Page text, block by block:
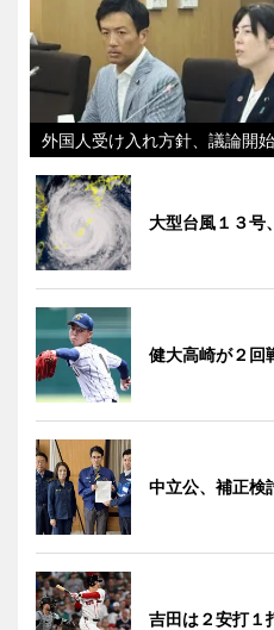
外国人受け入れ方針、議論開始
大型台風１３号
健大高崎が２
中立公、補正検
吉田は２安打